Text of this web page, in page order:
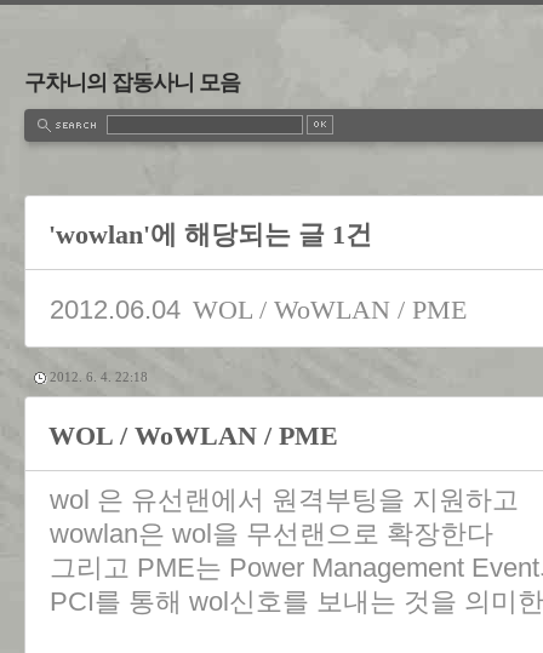
구차니의 잡동사니 모음
'wowlan'에 해당되는 글 1건
2012.06.04 WOL / WoWLAN / PME
2012. 6. 4. 22:18
WOL / WoWLAN / PME
wol 은 유선랜에서 원격부팅을 지원하고
wowlan은 wol을 무선랜으로 확장한다
그리고 PME는 Power Management
PCI를 통해 wol신호를 보내는 것을 의미